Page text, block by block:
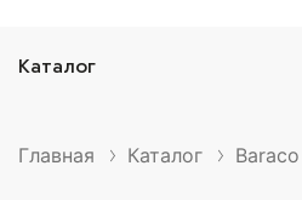
Каталог
Главная Каталог Baraco